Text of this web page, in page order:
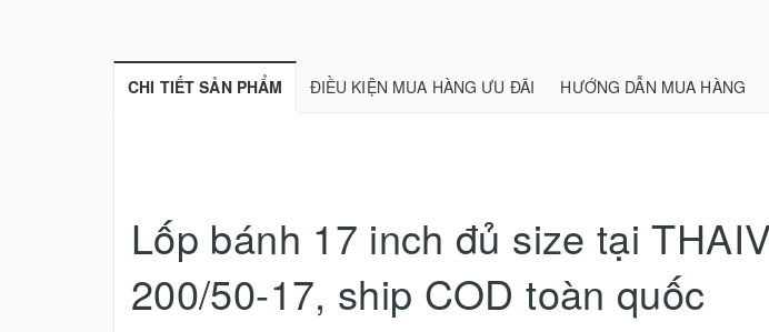
CHI TIẾT SẢN PHẨM ĐIỀU KIỆN MUA HÀNG ƯU ĐÃI HƯỚNG DẪN MUA HÀNG
Lốp bánh 17 inch đủ size tại
200/50-17, ship COD toàn quốc